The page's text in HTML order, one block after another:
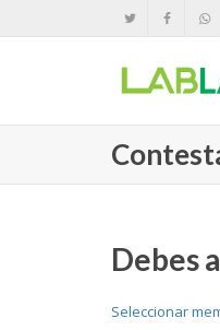
Debes
Seleccionar